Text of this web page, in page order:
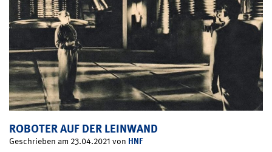
ROBOTER AUF DER LEINWAND
Geschrieben am 23.04.2021 von HNF